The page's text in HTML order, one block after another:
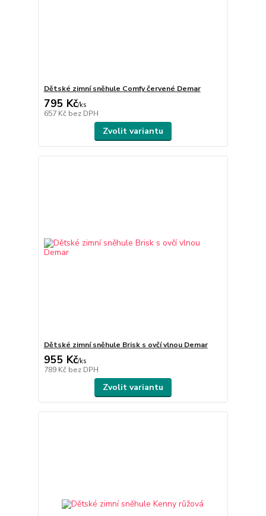
Dětské zimní sněhule Comfy červené Demar
795 Kč/ks
657 Kč bez DPH
Zvolit variantu
Dětské zimní sněhule Brisk s ovčí vlnou Demar
955 Kč/ks
789 Kč bez DPH
Zvolit variantu